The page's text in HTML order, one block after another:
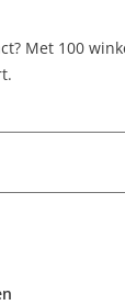
Met 100